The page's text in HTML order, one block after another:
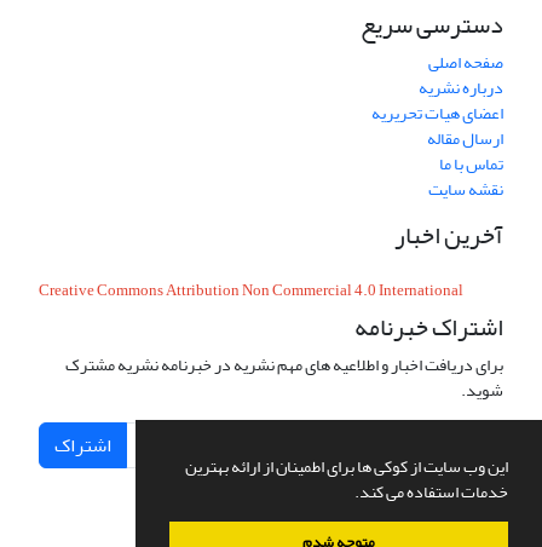
این وب سایت از کوکی ها برای اطمینان از ارائه بهترین
خدمات استفاده می کند.
دسترسی سریع
صفحه اصلی
درباره نشریه
اعضای هیات تحریریه
ارسال مقاله
تماس با ما
نقشه سایت
آخرین اخبار
Creative Commons Attribution Non Commercial 4.0 International
اشتراک خبرنامه
برای دریافت اخبار و اطلاعیه های مهم نشریه در خبرنامه نشریه مشترک
شوید.
اشتراک